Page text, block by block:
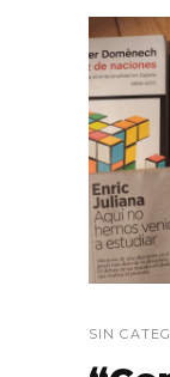
SIN